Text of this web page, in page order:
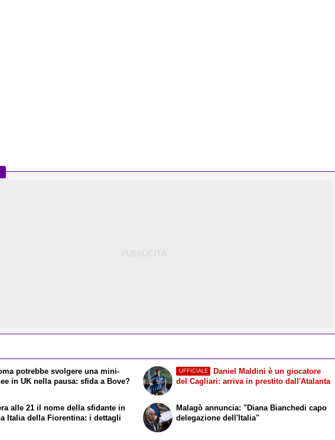
potrebbe svolgere una mini-
in UK nella pausa: sfida a Bove?
alle 21 il nome della sfidante in
Italia della Fiorentina: i dettagli
UFFICIALE
Daniel Maldini è un giocatore
del Cagliari: arriva in prestito dall'Atalanta
Malagò annuncia: "Diana Bianchedi capo
delegazione dell'Italia"